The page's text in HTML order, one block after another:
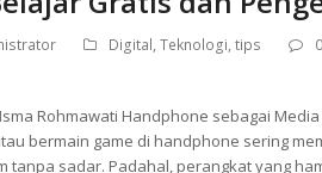
Digital, Teknologi, tips
Rohmawati Handphone sebagai
bermain game di handphone sering
tanpa sadar. Padahal, perangkat yang